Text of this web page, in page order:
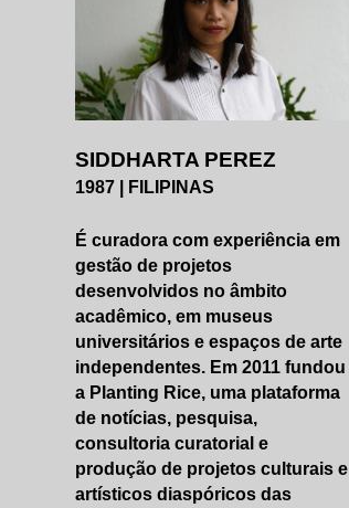
SIDDHARTA PEREZ
1987 | FILIPINAS
É curadora com experiência em
gestão de projetos
desenvolvidos no âmbito
acadêmico, em museus
universitários e espaços de arte
independentes. Em 2011 fundou
a Planting Rice, uma plataforma
de notícias, pesquisa,
consultoria curatorial e
produção de projetos culturais e
artísticos diaspóricos das